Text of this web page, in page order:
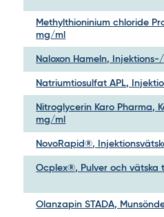
Methylthioninium chloride
mg/ml
Naloxon Hameln,
Natriumtiosulfat APL,
Nitroglycerin Karo Pharma,
mg/ml
NovoRapid®,
Ocplex®, Pulver och vätska
Olanzapin STADA,